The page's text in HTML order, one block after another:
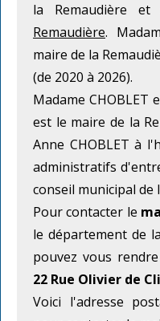
la Remaudière et
Remaudière.
maire de la
(de 2020 à 2026).
Madame CHOBLET
est le maire de la
Anne CHOBLET à
administratifs
conseil municipal de
Pour contacter le
le département de
pouvez vous
22 Rue Olivier de
Voici l'adresse